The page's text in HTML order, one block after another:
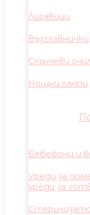
Лигавици
Слънчеви
Нощни лампи
Бебефони и
Уреди за
уреди за